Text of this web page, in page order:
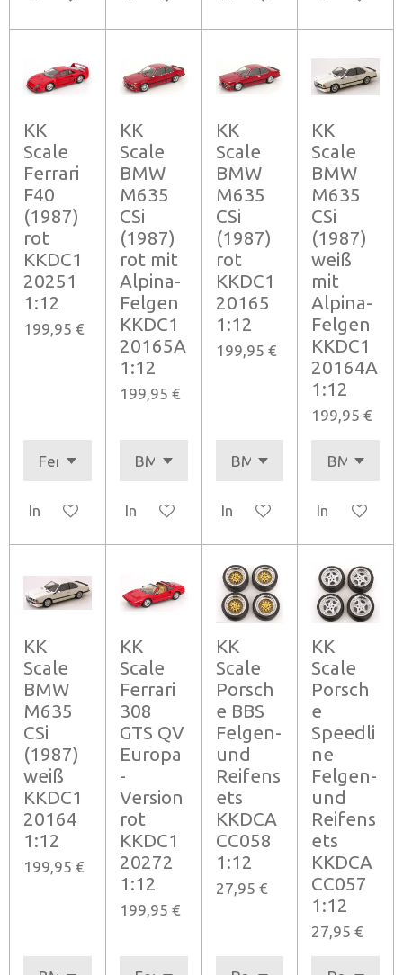
KK
Scale
Ferrari
F40
(1987)
rot
KKDC1
20251
1:12
199,95 €
In den Warenkorb
KK
Scale
BMW
M635
CSi
(1987)
rot mit
Alpina-
Felgen
KKDC1
20165A
1:12
199,95 €
In den Warenkorb
KK
Scale
BMW
M635
CSi
(1987)
rot
KKDC1
20165
1:12
199,95 €
In den Warenkorb
KK
Scale
BMW
M635
CSi
(1987)
weiß
mit
Alpina-
Felgen
KKDC1
20164A
1:12
199,95 €
In den
KK
Scale
BMW
M635
CSi
(1987)
weiß
KKDC1
20164
1:12
199,95 €
KK
Scale
Ferrari
308
GTS QV
Europa
-
Version
rot
KKDC1
20272
1:12
199,95 €
KK
Scale
Porsch
e BBS
Felgen-
und
Reifens
ets
KKDCA
CC058
1:12
27,95 €
KK
Scale
Porsch
e
Speedli
ne
Felgen-
und
Reifens
ets
KKDCA
CC057
1:12
27,95 €